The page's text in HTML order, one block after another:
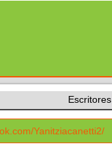
Escritores
Yanitziacanetti2/